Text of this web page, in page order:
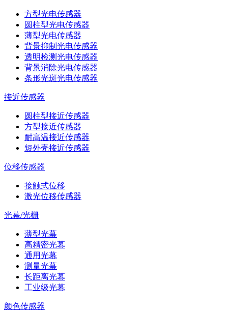
方型光电传感器
圆柱型光电传感器
薄型光电传感器
背景抑制光电传感器
透明检测光电传感器
背景消除光电传感器
条形光斑光电传感器
接近传感器
圆柱型接近传感器
方型接近传感器
耐高温接近传感器
短外壳接近传感器
位移传感器
接触式位移
激光位移传感器
光幕/光栅
薄型光幕
高精密光幕
通用光幕
测量光幕
长距离光幕
工业级光幕
颜色传感器